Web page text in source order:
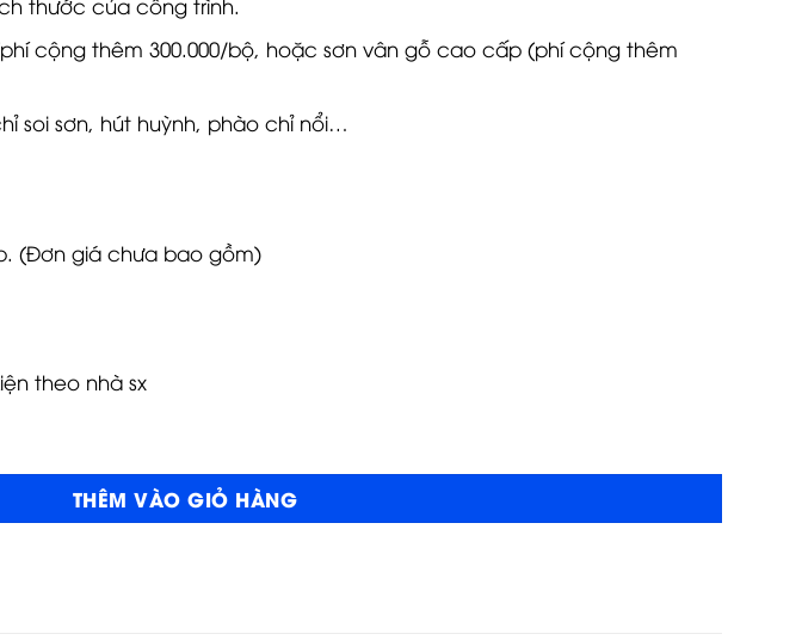
thước của công trình.
cộng thêm 300.000/bộ, hoặc sơn vân gỗ cao cấp (phí cộng thêm
soi sơn, hút huỳnh, phào chỉ nổi…
(Đơn giá chưa bao gồm)
theo nhà sx
THÊM VÀO GIỎ HÀNG